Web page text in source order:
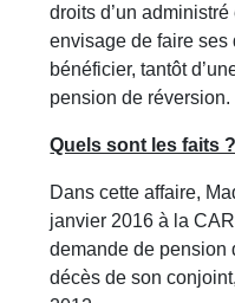
droits d’un
envisage de faire
bénéficier, tantôt
pension de réversion.
Quels sont les faits ?
Dans cette affaire,
janvier 2016 à la
demande de pension
décès de son